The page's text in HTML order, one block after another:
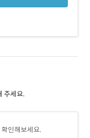
주세요.
인해보세요.